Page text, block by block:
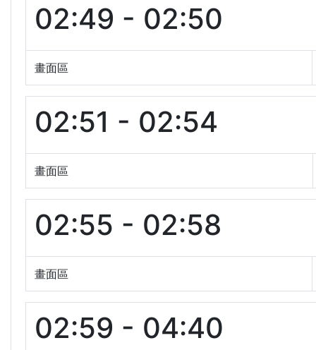
02:49 - 02:50
畫面區
02:51 - 02:54
畫面區
02:55 - 02:58
畫面區
02:59 - 04:40